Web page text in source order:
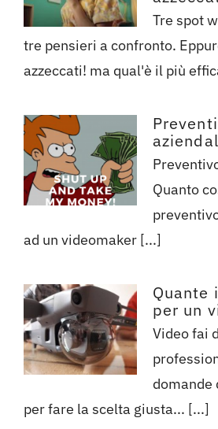
Tre spot
tre pensieri a confronto.
azzeccati! ma qual'è il più
Quanto
ad un videomaker [...]
Quante
per un
Video fai
domande
per fare la scelta giusta... [...]